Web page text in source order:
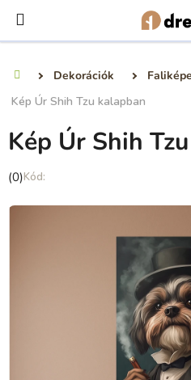
fő
Dekorációk
Kép Úr Shih Tzu kalapban
Kép Úr Shih
A
átlagos
(0)